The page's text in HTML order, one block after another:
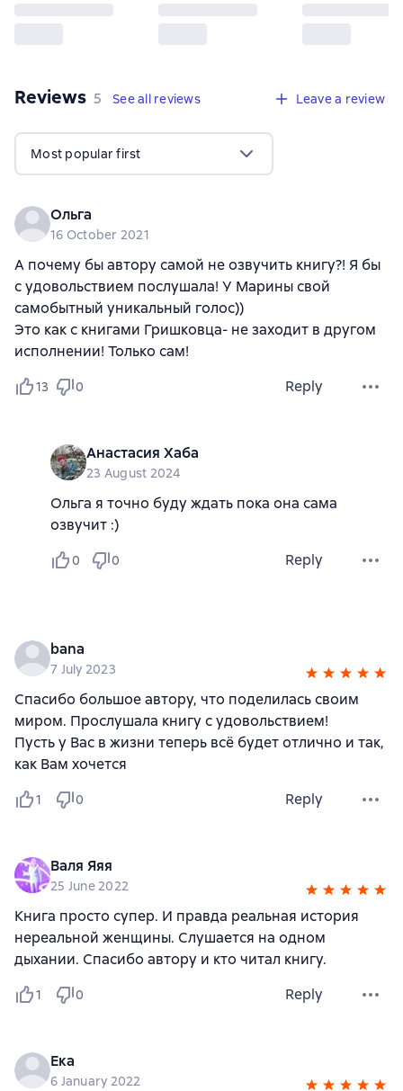
Reviews 5 reviews
5 See all reviews Leave a review
Most popular first
Ольга
16 October 2021
А почему бы автору самой не озвучить книгу?! Я бы
с удовольствием послушала! У Марины свой
самобытный уникальный голос))
Это как с книгами Гришковца- не заходит в другом
исполнении! Только сам!
13 0 Reply
Анастасия Хаба
23 August 2024
Ольга я точно буду ждать пока она сама
озвучит :)
0 0 Reply
bana
7 July 2023
Спасибо большое автору, что поделилась своим
миром. Прослушала книгу с удовольствием!
Пусть у Вас в жизни теперь всё будет отлично и так,
как Вам хочется
1 0 Reply
Валя Яяя
25 June 2022
Книга просто супер. И правда реальная история
нереальной женщины. Слушается на одном
дыхании. Спасибо автору и кто читал книгу.
1 0 Reply
Ека
6 January 2022